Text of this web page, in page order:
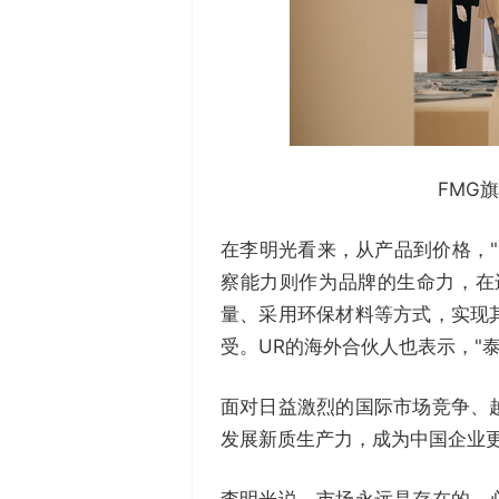
FMG
在李明光看来，从产品到价格
察能力则作为品牌的生命力，
量、采用环保材料等方式，实
受。UR的海外合伙人也表示，"
面对日益激烈的国际市场竞争
发展新质生产力，成为中国企业